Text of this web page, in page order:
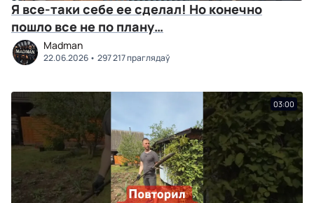
Я все-таки себе ее сделал! Но конечно
пошло все не по плану…
Madman
22.06.2026 297 217 праглядаў
03:00